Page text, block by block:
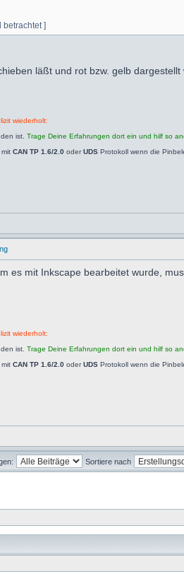
betrachtet ]
läßt und rot bzw. gelb
wiederholt:
ist. Trage Deine Erfahrungen dort ein und hilf so
CAN TP 1.6/2.0 oderUDS Protokoll wenn die
es mit Inkscape bearbeitet wurde,
wiederholt:
ist. Trage Deine Erfahrungen dort ein und hilf so
CAN TP 1.6/2.0 oderUDS Protokoll wenn die
Sortiere nach